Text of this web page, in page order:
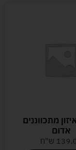
מתכווננים
אדום
ש"ח